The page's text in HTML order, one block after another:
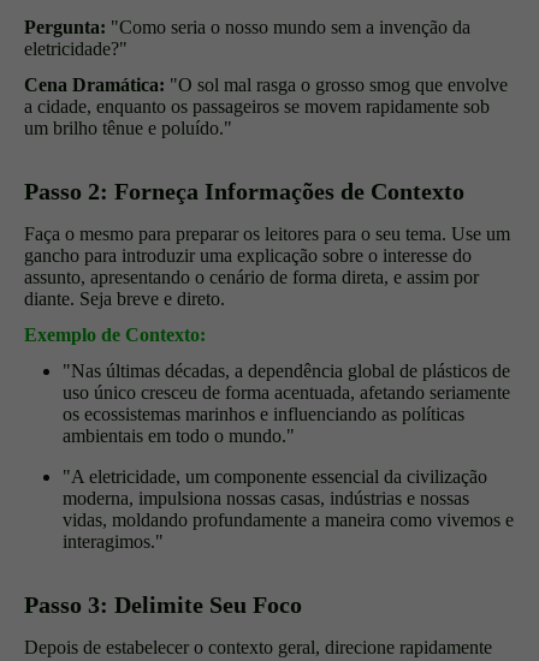
Pergunta: "Como seria o nosso mundo sem a invenção da
eletricidade?"
Cena Dramática: "O sol mal rasga o grosso smog que envolve
a cidade, enquanto os passageiros se movem rapidamente sob
um brilho tênue e poluído."
Passo 2: Forneça Informações de Contexto
Faça o mesmo para preparar os leitores para o seu tema. Use um
gancho para introduzir uma explicação sobre o interesse do
assunto, apresentando o cenário de forma direta, e assim por
diante. Seja breve e direto.
Exemplo de Contexto:
"Nas últimas décadas, a dependência global de plásticos de
uso único cresceu de forma acentuada, afetando seriamente
os ecossistemas marinhos e influenciando as políticas
ambientais em todo o mundo."
"A eletricidade, um componente essencial da civilização
moderna, impulsiona nossas casas, indústrias e nossas
vidas, moldando profundamente a maneira como vivemos e
interagimos."
Passo 3: Delimite Seu Foco
Depois de estabelecer o contexto geral, direcione rapidamente